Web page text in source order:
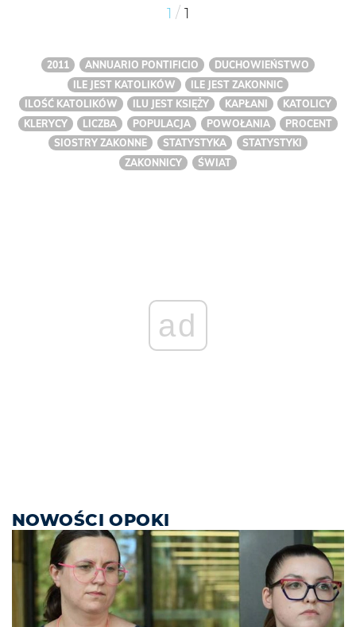
1 / 1
2011 ANNUARIO PONTIFICIO
DUCHOWIEŃSTWO
ILE JEST KATOLIKÓW
ILE JEST ZAKONNIC
ILOŚĆ KATOLIKÓW
ILU JEST KSIĘŻY KAPŁANI
KATOLICY
KLERYCY
LICZBA POPULACJA POWOŁANIA
PROCENT
SIOSTRY ZAKONNE
STATYSTYKA
STATYSTYKI
ZAKONNICY
ŚWIAT
ad
NOWOŚCI OPOKI